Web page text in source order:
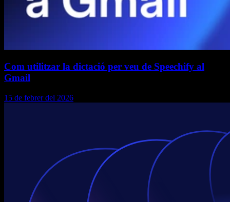
Com utilitzar la dictació per veu de Speechify al
Gmail
15 de febrer del 2026